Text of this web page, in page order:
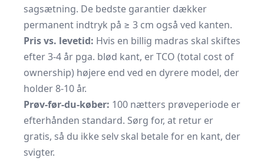
sagsætning. De bedste garantier dækker
permanent indtryk på ≥ 3 cm også ved kanten.
Pris vs. levetid: Hvis en billig madras skal skiftes
efter 3-4 år pga. blød kant, er TCO (total cost of
ownership) højere end ved en dyrere model, der
holder 8-10 år.
Prøv-før-du-køber: 100 nætters prøveperiode er
efterhånden standard. Sørg for, at retur er
gratis, så du ikke selv skal betale for en kant, der
svigter.